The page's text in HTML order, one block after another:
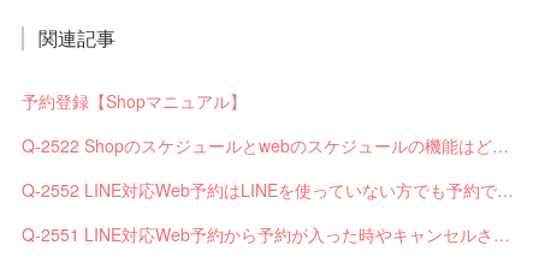
関連記事
予約登録【Shopマニュアル】
Q-2522 Shopのスケジュールとwebのスケジュールの機能はどう違いますか？
Q-2552 LINE対応Web予約はLINEを使っていない方でも予約できますか？
Q-2551 LINE対応Web予約から予約が入った時やキャンセルされた時、サロンやお客様へは通知されますか？